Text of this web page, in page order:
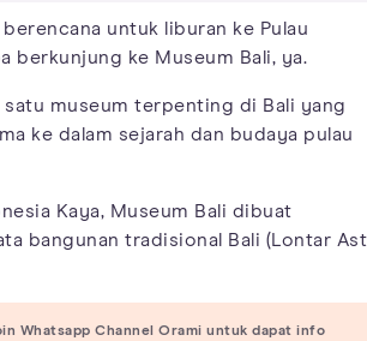
untuk liburan ke Pulau
berkunjung ke Museum Bali, ya.
satu museum terpenting di Bali yang
ke dalam sejarah dan budaya pulau
Kaya, Museum Bali dibuat
bangunan tradisional Bali (Lontar
Whatsapp Channel Orami untuk dapat info